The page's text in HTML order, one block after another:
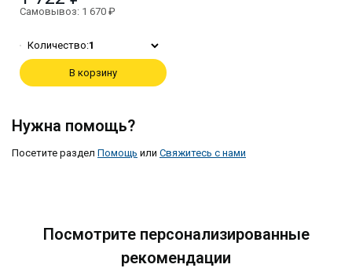
Самовывоз: 1 670 ₽
Количество:1
В корзину
Нужна помощь?
Посетите раздел Помощь или Свяжитесь с нами
Посмотрите персонализированные
рекомендации